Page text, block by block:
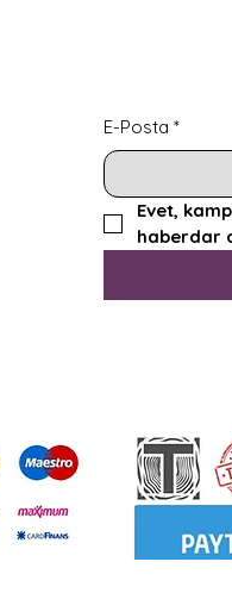
E-Posta *
Evet,
haberdar